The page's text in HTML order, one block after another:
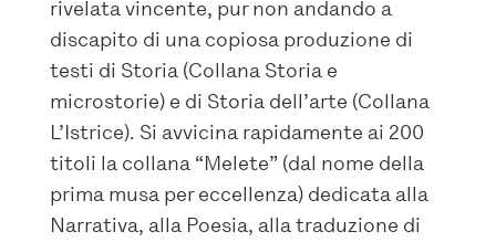
rivelata vincente, pur non andando a
discapito di una copiosa produzione di
testi di Storia (Collana Storia e
microstorie) e di Storia dell’arte (Collana
L’Istrice). Si avvicina rapidamente ai 200
titoli la collana “Melete” (dal nome della
prima musa per eccellenza) dedicata alla
Narrativa, alla Poesia, alla traduzione di